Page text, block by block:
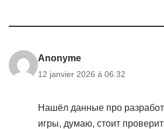
Anonyme
12 janvier 2026 à 06:32
Нашёл данные про
игры, думаю, стоит